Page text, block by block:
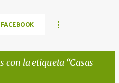
FACEBOOK
con la etiqueta Casas